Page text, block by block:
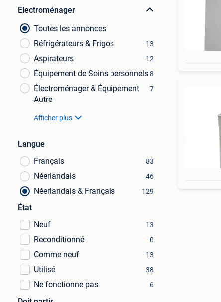
Electroménager
Toutes les annonces
Réfrigérateurs & Frigos
13
Aspirateurs 12
Équipement de Soins personnels8
Électroménager & Équipement
Autre
7
Afficher plus
Langue
Français
83
Néerlandais 46
Néerlandais & Français 129
État
Neuf
13
Reconditionné 0
Comme neuf 13
Utilisé 38
Ne fonctionne pas 6